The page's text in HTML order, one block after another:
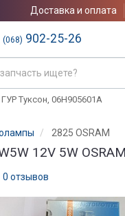
Доставка и оплата
(068) 902-25-26
Туксон, 06H905601A
2825 OSRAM
12V 5W
0 отзывов